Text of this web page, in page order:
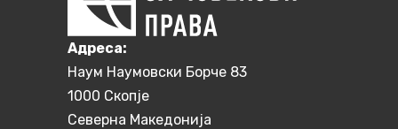
Aдреса:
Наум Наумовски Борче 83
1000 Скопје
Северна Македонија